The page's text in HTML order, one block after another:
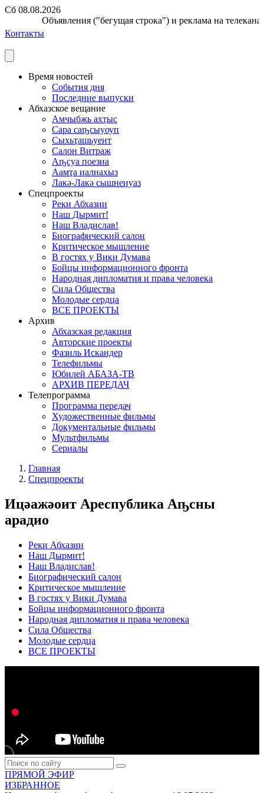
Сб 08.08.2026
Объявления ("бегущая строка") и реклама на
Контакты
Время новостей
События дня
Последние выпуски
Абхазское вещание
Амчыбжь ахҭыс
Сара саҧсыуоуп
Сыхьҭашьуеит
Салон Витраж
Аҧсуа поезиа
Аамҭа иалнахыз
Лакә-Лакә сышнеиуаз
Спецпроекты
Реки Абхазии
Наш Дырмит!
Наш Владислав!
Биографический салон
Критическое мышление
В гостях у Вики Думава
Бойцы информационного фронта
Народная дипломатия и права человека
Сила Общества
Молодые сердца
ВСЕ ПРОЕКТЫ
Архив
Абхазская редакция
Авторские проекты
Фазиль Искандер
Телефильмы
Юбилей АБАЗА-ТВ
АРХИВ ПЕРЕДАЧ
Телепрограмма
Программа передач
Художественные фильмы
Документальные фильмы
Мультфильмы
Сериалы
Главная
Спецпроекты
Ицәажәоит Ареспублика Аҧсны
арадио
Реки Абхазии
Наш Дырмит!
Наш Владислав!
Биографический салон
Критическое мышление
В гостях у Вики Думава
Бойцы информационного фронта
Народная дипломатия и права человека
Сила Общества
Молодые сердца
ВСЕ ПРОЕКТЫ
ПРЯМОЙ ЭФИР
ИЗБРАННОЕ